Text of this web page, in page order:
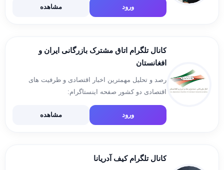
دکتر بیز 🤗 🌟 نماینده فروش […]
ورود مشاهده
کانال تلگرام اتاق مشترک بازرگانی ایران و
افغانستان
رصد و تحلیل مهمترین اخبار اقتصادی و ظرفیت های
اقتصادی دو کشور صفحه اینستاگرام:
www.iaccim.com ارتباط با ادمین: @iaccimadmin
ورود مشاهده
کانال تلگرام کیف آدریانا